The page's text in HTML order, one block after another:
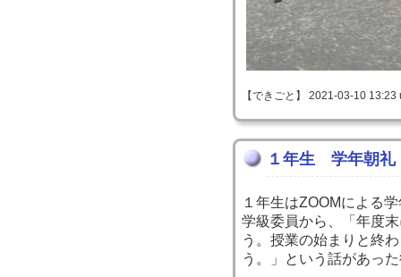
【できごと】 2021-03-10
１年生 学年朝礼
１年生はZOOMによる
学級委員から、「年度
う。授業の始まりと終
う。」という話があっ